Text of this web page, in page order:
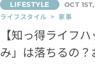
OCT
ライフスタイル > 家事
【知っ得ライフ
み」は落ちるの？